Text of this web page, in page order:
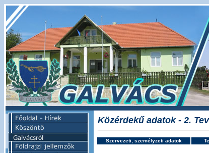
Közérdekű adatok - 2.
Szervezeti, személyzeti adatok